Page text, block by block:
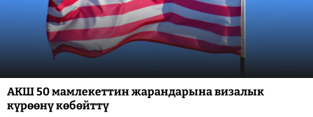
АКШ 50 мамлекеттин жарандарына визалык
күрөөнү көбөйттү